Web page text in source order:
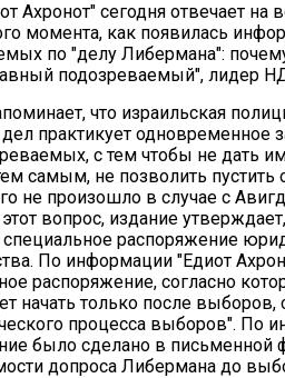
Ахронот" сегодня отвечает
момента, как появилась
по "делу Либермана":
подозреваемый", лидер
что израильская
практикует одновременное
с тем чтобы не дать
самым, не позволить пустить
не произошло в случае с
вопрос, издание
распоряжение
По информации "Едиот
распоряжение, согласно
начать только после выборов,
процесса выборов". По
было сделано в письменной
допроса Либермана до